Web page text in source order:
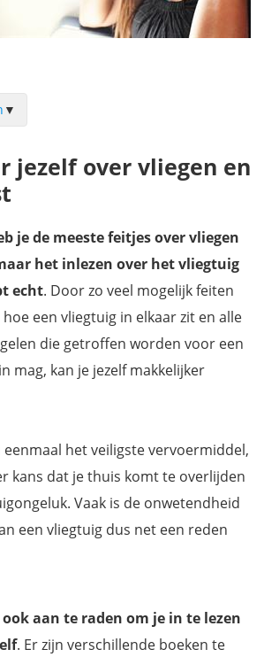
▼
je vliegangst?
vliegangst te overwinnen
het vliegveld
of drinken?
crew
turbulentie
helpt?
vliegtickets vinden?
handige inpaklijst en reisapotheek
jezelf over vliegen en
je de meeste feitjes over vliegen
het inlezen over het vliegtuig
echt. Door zo veel mogelijk feiten
een vliegtuig in elkaar zit en alle
die getroffen worden voor een
mag, kan je jezelf makkelijker
eenmaal het veiligste vervoermiddel,
kans dat je thuis komt te overlijden
Vaak is de onwetendheid
een vliegtuig dus net een reden
aan te raden om je in te lezen
. Er zijn verschillende boeken te